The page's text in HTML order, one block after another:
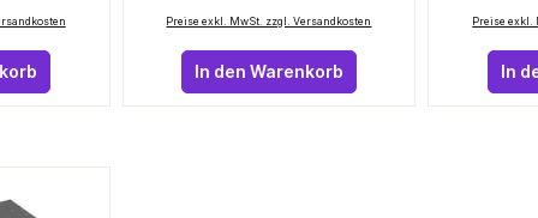
Preise exkl. MwSt. zzgl. Versandkosten
In den Warenkorb
Preise exkl.
In